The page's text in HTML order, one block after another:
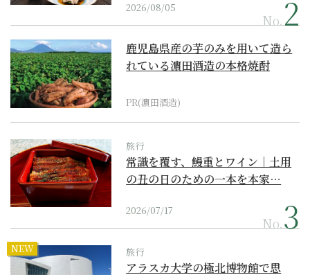
2026/08/05
No.
鹿児島県産の芋のみを用いて造ら
れている濵田酒造の本格焼酎
PR(濵田酒造)
旅行
常識を覆す、鰻重とワイン｜土用
の丑の日のための一本を本家…
2026/07/17
No.
NEW 旅行
アラスカ大学の極北博物館で思